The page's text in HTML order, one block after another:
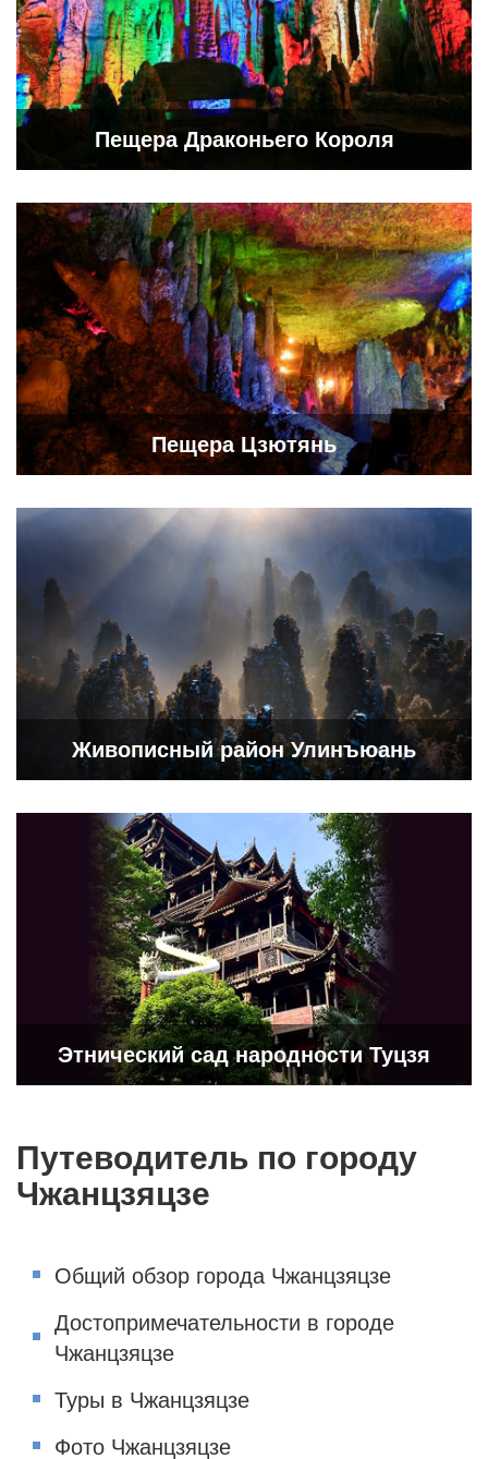
Пещера Драконьего Короля
Пещера Цзютянь
Живописный район Улинъюань
Этнический сад народности Туцзя
Путеводитель по городу
Чжанцзяцзе
Общий обзор города Чжанцзяцзе
Достопримечательности в городе
Чжанцзяцзе
Туры в Чжанцзяцзе
Фото Чжанцзяцзе